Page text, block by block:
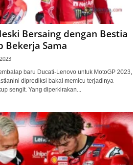
Bersaing dengan Bestia
Bekerja Sama
baru Ducati-Lenovo untuk MotoGP 2023,
diprediksi bakal memicu terjadinya
sengit. Yang diperkirakan...